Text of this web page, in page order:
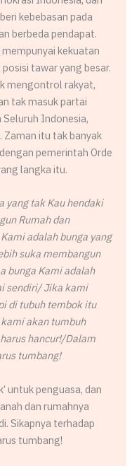
kebebasan pada
berbeda pendapat.
kekuatan
tawar yang besar.
mengontrol rakyat,
tak masuk partai
Indonesia,
Zaman itu tak banyak
pemerintah Orde
langka itu.
yang tak Kau hendaki
Rumah dan
adalah bunga yang
suka membangun
bunga Kami adalah
sendiri/ Jika kami
di tubuh tembok itu
akan tumbuh
hancur!/Dalam
tumbang!
untuk penguasa, dan
dan rumahnya
Sikapnya terhadap
tumbang!